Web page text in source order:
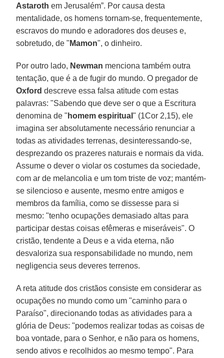
Astaroth em Jerusalém”. Por causa desta
mentalidade, os homens tornam-se, frequentemente,
escravos do mundo e adoradores dos deuses e,
sobretudo, de " Mamon", o dinheiro.
Por outro lado, Newman menciona também outra
tentação, que é a de fugir do mundo. O pregador de
Oxford descreve essa falsa atitude com estas
palavras: "Sabendo que deve ser o que a Escritura
denomina de " homem espiritual" (1Cor 2,15), ele
imagina ser absolutamente necessário renunciar a
todas as atividades terrenas, desinteressando-se,
desprezando os prazeres naturais e normais da vida.
Assume o dever o violar os costumes da sociedade,
com ar de melancolia e um tom triste de voz; mantém-
se silencioso e ausente, mesmo entre amigos e
membros da família, como se dissesse para si
mesmo: "tenho ocupações demasiado altas para
participar destas coisas efêmeras e miseráveis". O
cristão, tendente a Deus e a vida eterna, não
desvaloriza sua responsabilidade no mundo, nem
negligencia seus deveres terrenos.
A reta atitude dos cristãos consiste em considerar as
ocupações no mundo como um "caminho para o
Paraíso", direcionando todas as atividades para a
glória de Deus: "podemos realizar todas as coisas de
boa vontade, para o Senhor, e não para os homens,
sendo ativos e recolhidos ao mesmo tempo". Para